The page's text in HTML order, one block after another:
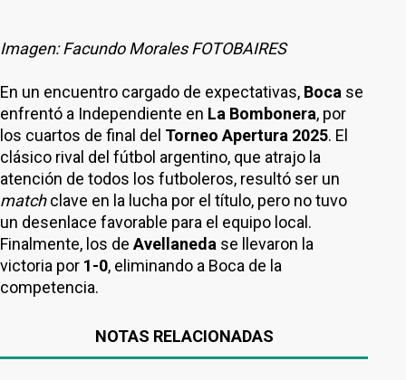
Imagen: Facundo Morales FOTOBAIRES
En un encuentro cargado de expectativas, Boca se
enfrentó a Independiente en La Bombonera, por
los cuartos de final del Torneo Apertura 2025. El
clásico rival del fútbol argentino, que atrajo la
atención de todos los futboleros, resultó ser un
matchclave en la lucha por el título, pero no tuvo
un desenlace favorable para el equipo local.
Finalmente, los de Avellaneda se llevaron la
victoria por 1-0, eliminando a Boca de la
competencia.
NOTAS RELACIONADAS